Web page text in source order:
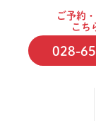
ご予約
こち
028-